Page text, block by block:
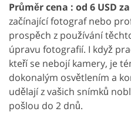
Průměr cena : od 6 USD
začínající fotograf nebo
prospěch z používání
úpravu fotografií. I když
kteří se nebojí kamery, je
dokonalým osvětlením a
udělají z vašich snímků
pošlou do 2 dnů.